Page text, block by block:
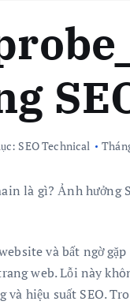
SEO Technical
và bất ngờ
web. Lỗi này
hiệu suất SEO.